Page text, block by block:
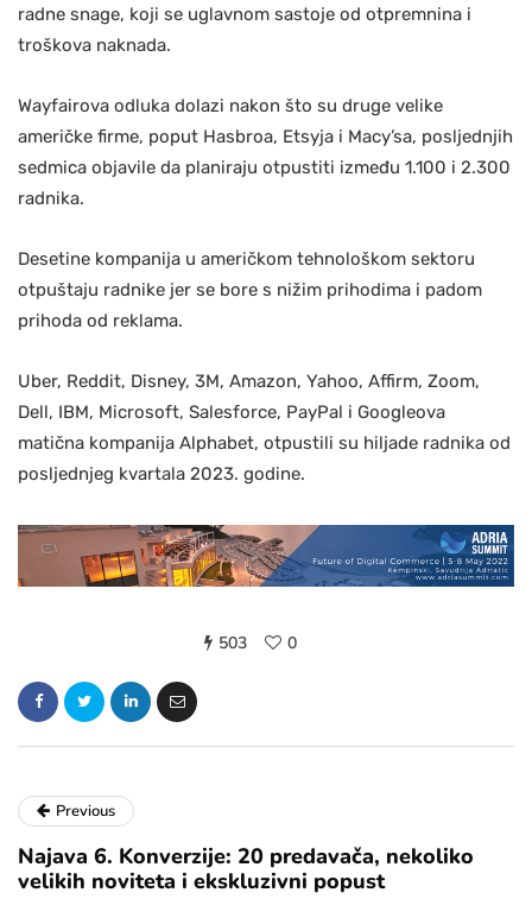
radne snage, koji se uglavnom sastoje od otpremnina i
troškova naknada.
Wayfairova odluka dolazi nakon što su druge velike
američke firme, poput Hasbroa, Etsyja i Macy’sa, posljednjih
sedmica objavile da planiraju otpustiti između 1.100 i 2.300
radnika.
Desetine kompanija u američkom tehnološkom sektoru
otpuštaju radnike jer se bore s nižim prihodima i padom
prihoda od reklama.
Uber, Reddit, Disney, 3M, Amazon, Yahoo, Affirm, Zoom,
Dell, IBM, Microsoft, Salesforce, PayPal i Googleova
matična kompanija Alphabet, otpustili su hiljade radnika od
posljednjeg kvartala 2023. godine.
503 0
Previous
Najava 6. Konverzije: 20 predavača, nekoliko
velikih noviteta i ekskluzivni popust